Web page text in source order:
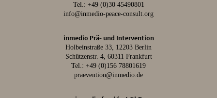
Tel.: +49 (0)30 45490801
info@inmedio-peace-consult.org
inmedio Prä- und Intervention
Holbeinstraße 33, 12203 Berlin
Schützenstr. 4, 60311 Frankfurt
Tel.: +49 (0)156 78801619
praevention@inmedio.de